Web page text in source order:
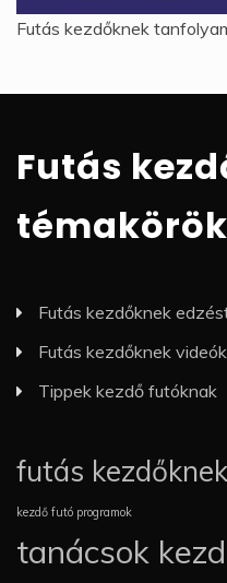
Futás kezdőknek
Futás
témakörök
Futás kezdőknek
Futás kezdőknek videók
Tippek kezdő futóknak
futás
kezdő futó programok
tanácsok